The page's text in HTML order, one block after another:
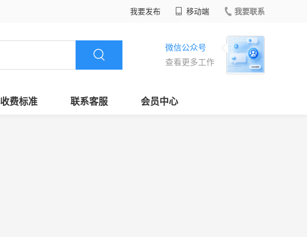
我要发布 移动端 我要联系
微信公众号
查看更多工作
收费标准 联系客服 会员中心